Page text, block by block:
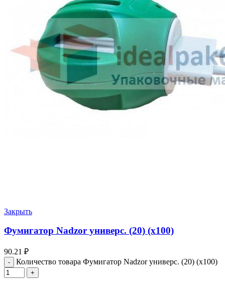
Закрыть
Фумигатор Nadzor универс. (20) (х100)
90.21 ₽
Количество товара Фумигатор Nadzor универс. (20) (х100)